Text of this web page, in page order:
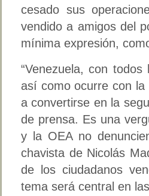
cesado sus
vendido a amigos del
mínima expresión,
“Venezuela, con
así como ocurre con
a convertirse en la
de prensa. Es una
y la OEA no
chavista de Nicolás
de los ciudadanos
tema será central en